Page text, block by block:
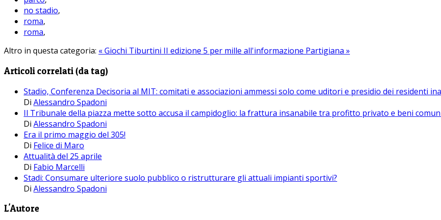
no stadio,
roma,
roma,
Altro in questa categoria: « Giochi Tiburtini II edizione 5 per mille all'informazione Partigiana »
Articoli correlati (da tag)
Stadio, Conferenza Decisoria al MIT: comitati e associazioni ammessi solo come uditori e presidio dei residenti
Di Alessandro Spadoni
Il Tribunale della piazza mette sotto accusa il campidoglio: la frattura insanabile tra profitto privato e beni
Di Alessandro Spadoni
Era il primo maggio del 305!
Di Felice di Maro
Attualità del 25 aprile
Di Fabio Marcelli
Stadi: Consumare ulteriore suolo pubblico o ristrutturare gli attuali impianti sportivi?
Di Alessandro Spadoni
L'Autore